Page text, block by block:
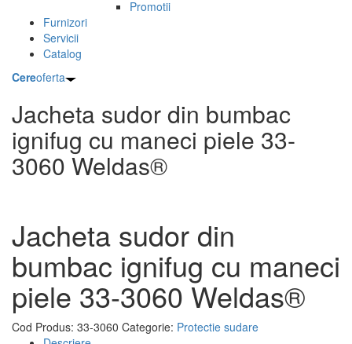
Promotii
Furnizori
Servicii
Catalog
Cereoferta
Jacheta sudor din bumbac
ignifug cu maneci piele 33-
3060 Weldas®
Jacheta sudor din
bumbac ignifug cu maneci
piele 33-3060 Weldas®
Cod Produs: 33-3060 Categorie: Protectie sudare